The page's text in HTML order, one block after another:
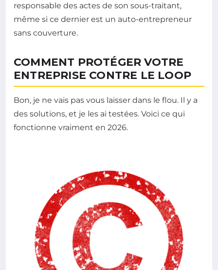
responsable des actes de son sous-traitant,
même si ce dernier est un auto-entrepreneur
sans couverture.
COMMENT PROTÉGER VOTRE
ENTREPRISE CONTRE LE LOOP
Bon, je ne vais pas vous laisser dans le flou. Il y a
des solutions, et je les ai testées. Voici ce qui
fonctionne vraiment en 2026.